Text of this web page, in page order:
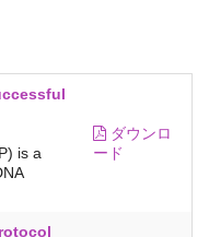
is a
ダウンロ
ード